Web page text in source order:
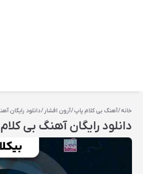
خانه/آهنگ بی کلام پاپ/آرون افشار/ دانلود رایگان
دانلود رایگان آهنگ بی